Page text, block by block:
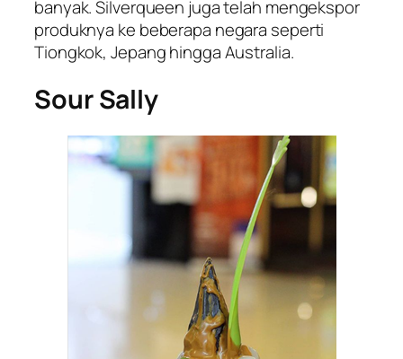
banyak. Silverqueen juga telah mengekspor
produknya ke beberapa negara seperti
Tiongkok, Jepang hingga Australia.
Sour Sally